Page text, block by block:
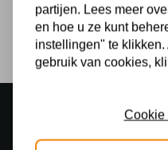
Lichtbron
Sfeervolle
partijen. Lees meer
en hoe u ze kunt
instellingen" te
gebruik van cookies,
Cookie